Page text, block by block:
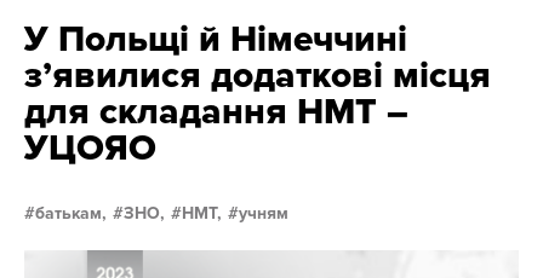
У Польщі й Німеччині
з’явилися додаткові місця
для складання НМТ –
УЦОЯО
батькам, ЗНО, НМТ, учням